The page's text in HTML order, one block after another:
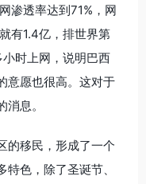
渗透率达到71%，网
有1.4亿，排世界第
时上网，说明巴西
意愿也很高。这对于
息。
的移民，形成了一个
色，除了圣诞节、